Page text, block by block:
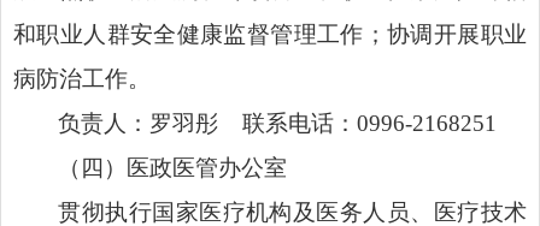
和职业人群安全健康监督管理工作；协调开展职业
病防治工作。
负责人：罗羽彤 联系电话：0996-2168251
（四）医政医管办公室
贯彻执行国家医疗机构及医务人员、医疗技术